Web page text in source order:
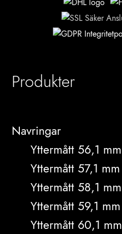
Produkter
Navringar
Yttermått 56,1 mm
Yttermått 57,1 mm
Yttermått 58,1 mm
Yttermått 59,1 mm
Yttermått 60,1 mm